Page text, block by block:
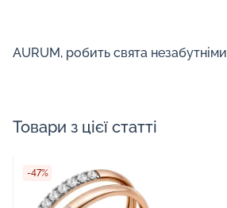
AURUM, робить свята незабутніми
Товари з цієї статті
-47%